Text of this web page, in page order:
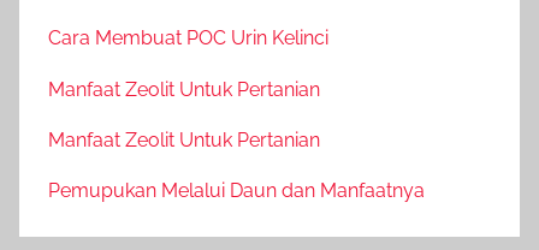
Cara Membuat POC Urin Kelinci
Manfaat Zeolit Untuk Pertanian
Manfaat Zeolit Untuk Pertanian
Pemupukan Melalui Daun dan Manfaatnya